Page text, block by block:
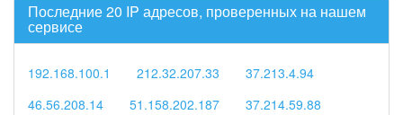
Последние 20 IP адресов, проверенных на нашем
сервисе
192.168.100.1 212.32.207.33
37.213.4.94
46.56.208.14
51.158.202.187
37.214.59.88